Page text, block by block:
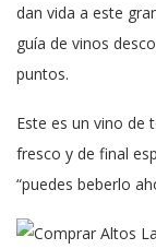
dan vida a este
guía de vinos
puntos.
Este es un vino de
fresco y de final
“puedes beberlo